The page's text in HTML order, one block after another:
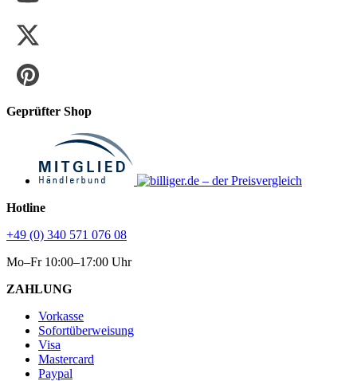
Geprüfter Shop
Hotline
+49 (0) 340 571 076 08
Mo–Fr 10:00–17:00 Uhr
ZAHLUNG
Vorkasse
Sofortüberweisung
Visa
Mastercard
Paypal